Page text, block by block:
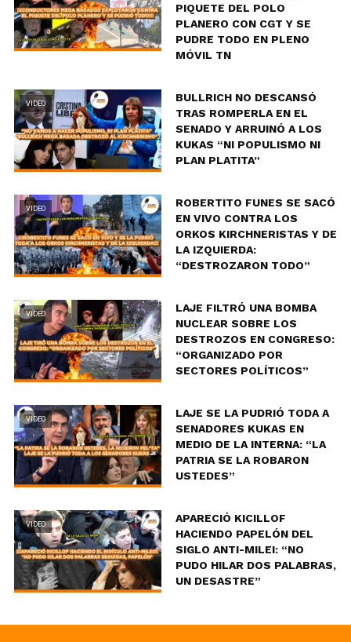
PIQUETE DEL POLO
PLANERO CON CGT Y SE
PUDRE TODO EN PLENO
MÓVIL TN
VIDEO
BULLRICH NO DESCANSÓ
TRAS ROMPERLA EN EL
SENADO Y ARRUINÓ A LOS
KUKAS “NI POPULISMO NI
PLAN PLATITA”
VIDEO
ROBERTITO FUNES SE SACÓ
EN VIVO CONTRA LOS
ORKOS KIRCHNERISTAS Y DE
LA IZQUIERDA:
“DESTROZARON TODO”
VIDEO
LAJE FILTRÓ UNA BOMBA
NUCLEAR SOBRE LOS
DESTROZOS EN CONGRESO:
“ORGANIZADO POR
SECTORES POLÍTICOS”
VIDEO
LAJE SE LA PUDRIÓ TODA A
SENADORES KUKAS EN
MEDIO DE LA INTERNA: “LA
PATRIA SE LA ROBARON
USTEDES”
VIDEO
APARECIÓ KICILLOF
HACIENDO PAPELÓN DEL
SIGLO ANTI-MILEI: “NO
PUDO HILAR DOS PALABRAS,
UN DESASTRE”